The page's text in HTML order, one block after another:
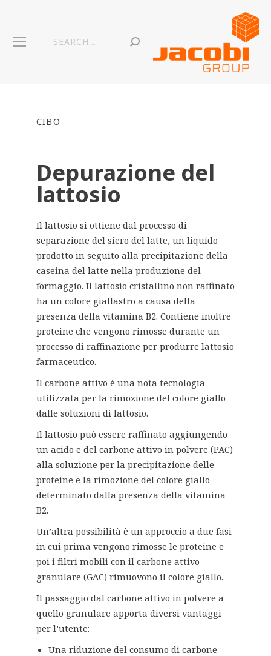
CIBO
Depurazione del
lattosio
Il lattosio si ottiene dal processo di
separazione del siero del latte, un liquido
prodotto in seguito alla precipitazione della
caseina del latte nella produzione del
formaggio. Il lattosio cristallino non raffinato
ha un colore giallastro a causa della
presenza della vitamina B2. Contiene inoltre
proteine che vengono rimosse durante un
processo di raffinazione per produrre lattosio
farmaceutico.
Il carbone attivo è una nota tecnologia
utilizzata per la rimozione del colore giallo
dalle soluzioni di lattosio.
Il lattosio può essere raffinato aggiungendo
un acido e del carbone attivo in polvere (PAC)
alla soluzione per la precipitazione delle
proteine e la rimozione del colore giallo
determinato dalla presenza della vitamina
B2.
Un’altra possibilità è un approccio a due fasi
in cui prima vengono rimosse le proteine e
poi i filtri mobili con il carbone attivo
granulare (GAC) rimuovono il colore giallo.
Il passaggio dal carbone attivo in polvere a
quello granulare apporta diversi vantaggi
per l’utente:
Una riduzione del consumo di carbone